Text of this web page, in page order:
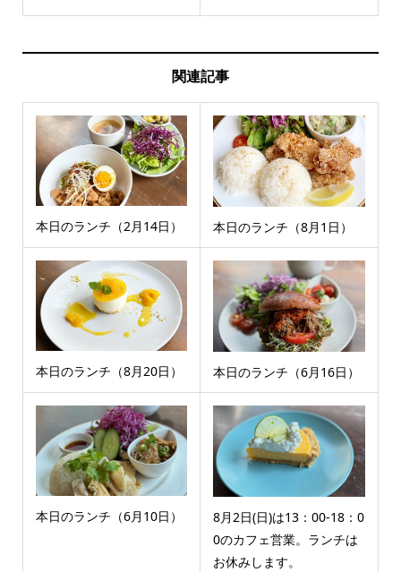
関連記事
本日のランチ（2月14日） 本日のランチ（8月1日）
本日のランチ（8月20日） 本日のランチ（6月16日）
本日のランチ（6月10日）
8月2日(日)は13：00-18：0
0のカフェ営業。ランチは
お休みします。